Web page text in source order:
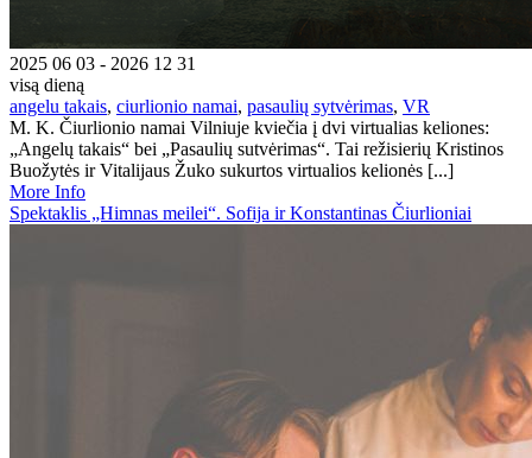
2025 06 03 - 2026 12 31
visą dieną
angelu takais, ciurlionio namai, pasaulių sytvėrimas, VR
M. K. Čiurlionio namai Vilniuje kviečia į dvi virtualias keliones:
„Angelų takais“ bei „Pasaulių sutvėrimas“. Tai režisierių Kristinos
Buožytės ir Vitalijaus Žuko sukurtos virtualios kelionės [...]
More Info
Spektaklis „Himnas meilei“. Sofija ir Konstantinas Čiurlioniai